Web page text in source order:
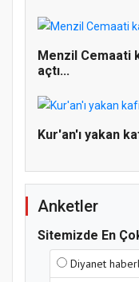
Menzil Cemaati
açtı...
Kur'an'ı yakan
Anketler
Sitemizde En
Diyanet